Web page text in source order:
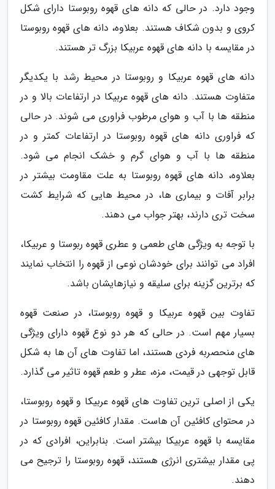
وجود دارد. در حالی که دانه های قهوه روبوستا دارای شکل
کروی و بدون شکاف هستند. بعلاوه، دانه های قهوه روبوستا
در مقایسه با دانه های قهوه عربیکا بزرگ تر هستند.
دانه های قهوه عربیکا و روبوستا در محیط رشد با یکدیگر
متفاوت هستند. دانه های قهوه عربیکا در ارتفاعات بالا و در
منطقه ها با آب و هوای مرطوب فراوری می شوند. در حالی
که فراوری دانه های قهوه روبوستا در ارتفاعات کمتر و در
منطقه ها با آب و هوای گرم و خشک انجام می شود.
بعلاوه، دانه های قهوه روبوستا به علت مقاومت بیشتر در
برابر آفات و بیماری ها، در محیط هایی که شرایط کشت
سخت تری دارند، بهتر جواب می دهند.
با توجه به ویژگی های طعمی و عطری قهوه ربوستا و عربیکا،
افراد می توانند برای خودشان نوعی از قهوه را انتخاب نمایند
که برترین گزینه برای سلیقه و نیازهایشان باشد.
تفاوت بین قهوه عربیکا و قهوه روبوستا، در صنعت قهوه
بسیار مهم است. در حالی که هر دو نوع قهوه دارای ویژگی
های منحصربه فردی هستند، اما تفاوت های آن ها به شکل
قابل توجهی در قیمت، مزه، عطر و طعم قهوه تاثیر می گذارد.
یکی از اصلی ترین تفاوت های قهوه عربیکا و قهوه روبوستا،
در محتوای کافئین آن هاست. مقدار کافئین قهوه روبوستا در
مقایسه با قهوه عربیکا بیشتر است. بنابراین، افرادی که در
پی مقدار بیشتری انرژی هستند، قهوه روبوستا را ترجیح می
دهند.